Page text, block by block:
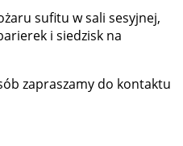
sufitu w sali sesyjnej,
i siedzisk na
zapraszamy do kontaktu